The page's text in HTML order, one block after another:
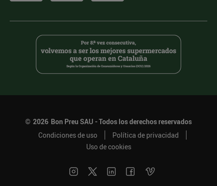
© 2026 Bon Preu SAU - Todos los derechos reservados
Condiciones de uso
Política de privacidad
Uso de cookies